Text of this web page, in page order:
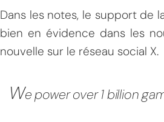
Dans les notes, le support de
bien en évidence dans les
nouvelle sur le réseau social X.
We power over 1 billion